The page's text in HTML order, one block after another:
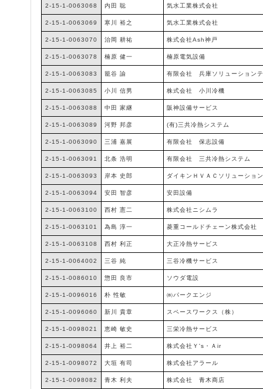
2-15-1-0063068 内田 聡 気水工業株式会社
2-15-1-0063069 寒川 裕之 気水工業株式会社
2-15-1-0063070 治岡 耕祐 株式会社Ash神戸
2-15-1-0063078 楠原 健一 楠原電気設備
2-15-1-0063083 籠谷 諭 有限会社 兵庫ソリューション
2-15-1-0063085 小川 信男 株式会社 小川冷機
2-15-1-0063088 中田 家継 阪神設備サービス
2-15-1-0063089 河野 邦彦 (有)三共冷熱システム
2-15-1-0063090 三浦 嘉展 有限会社 保志設備
2-15-1-0063091 北条 浩明 有限会社 三共冷熱システム
2-15-1-0063093 岸本 史郎 ダイキンＨＶＡＣソリューショ
2-15-1-0063094 安田 智彦 安田設備
2-15-1-0063100 西村 憲二 株式会社ニシムラ
2-15-1-0063101 為島 淳一 菱重コールドチェーン株式会社
2-15-1-0063108 西村 利正 大正冷熱サービス
2-15-1-0064002 三谷 純 三谷冷機サービス
2-15-1-0086010 惣田 良市 ソウダ電設
2-15-1-0096016 朴 性敏 ㈱パークエンジ
2-15-1-0096060 新川 貴章 スペースワークス（株）
2-15-1-0098021 恵崎 敏史 三栄冷熱サービス
2-15-1-0098064 井上 裕二 株式会社Ｙ's・Ａir
2-15-1-0098072 大垣 有司 株式会社アラール
2-15-1-0098082 青木 利夫 株式会社 青木商店